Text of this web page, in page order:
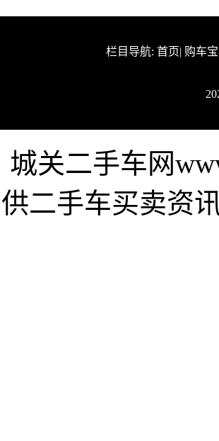
栏目导航: 首页| 购车
城关二手车网
供二手车买卖资